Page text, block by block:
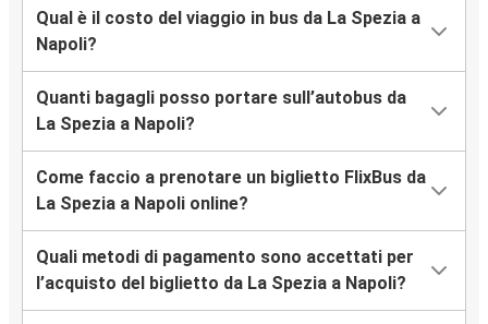
Qual è il costo del viaggio in bus da La Spezia a
Napoli?
Quanti bagagli posso portare sull’autobus da
La Spezia a Napoli?
Come faccio a prenotare un biglietto FlixBus da
La Spezia a Napoli online?
Quali metodi di pagamento sono accettati per
l’acquisto del biglietto da La Spezia a Napoli?